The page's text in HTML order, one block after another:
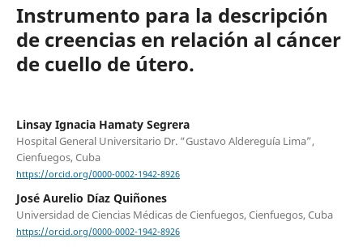
Instrumento para la descripción
de creencias en relación al cáncer
de cuello de útero.
Linsay Ignacia Hamaty Segrera
Hospital General Universitario Dr. “Gustavo Aldereguía Lima”,
Cienfuegos, Cuba
https://orcid.org/0000-0002-1942-8926
José Aurelio Díaz Quiñones
Universidad de Ciencias Médicas de Cienfuegos, Cienfuegos, Cuba
https://orcid.org/0000-0002-1942-8926